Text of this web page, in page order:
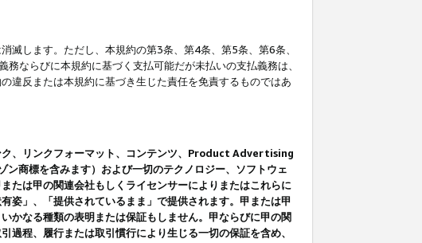
滅します。ただし、本規約の第3条、第4条、第5条、第6条、
ならびに本規約に基づく支払可能だが未払いの支払義務は、
違反または本規約に基づき生じた責任を免責するものではあ
ク、リンクフォーマット、コンテンツ、Product Advertising
商標を含みます）および一切のテクノロジー、ソフトウェ
たは甲の関連会社もしくライセンサーによりまたはこれらに
姿」、「提供されているまま」で提供されます。甲または甲
かなる種類の表明または保証もしません。甲ならびに甲の関
程、履行または取引慣行により生じる一切の保証を含め、